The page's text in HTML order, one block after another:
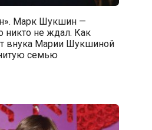
Марк Шукшин —
никто не ждал. Как
внука Марии Шукшиной
семью